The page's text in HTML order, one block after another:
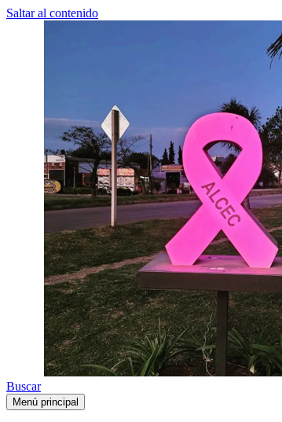
Saltar al contenido
Buscar
Menú principal